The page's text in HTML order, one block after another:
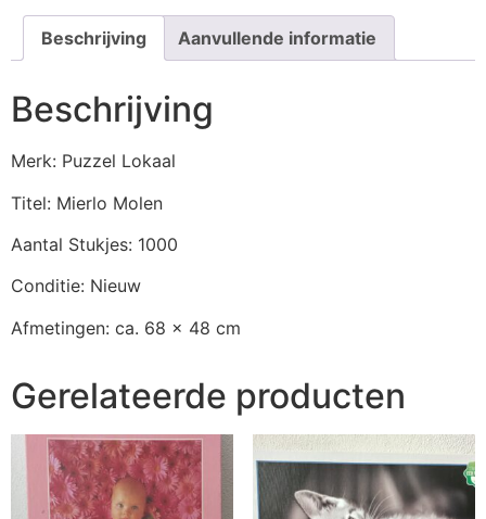
Beschrijving Aanvullende informatie
Beschrijving
Merk: Puzzel Lokaal
Titel: Mierlo Molen
Aantal Stukjes: 1000
Conditie: Nieuw
Afmetingen: ca. 68 x 48 cm
Gerelateerde producten